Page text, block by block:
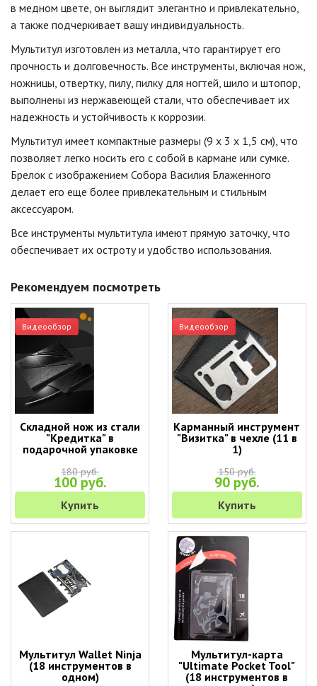
в медном цвете, он выглядит элегантно и привлекательно,
а также подчеркивает вашу индивидуальность.
Мультитул изготовлен из металла, что гарантирует его
прочность и долговечность. Все инструменты, включая нож,
ножницы, отвертку, пилу, пилку для ногтей, шило и штопор,
выполнены из нержавеющей стали, что обеспечивает их
надежность и устойчивость к коррозии.
Мультитул имеет компактные размеры (9 х 3 х 1,5 см), что
позволяет легко носить его с собой в кармане или сумке.
Брелок с изображением Собора Василия Блаженного
делает его еще более привлекательным и стильным
аксессуаром.
Все инструменты мультитула имеют прямую заточку, что
обеспечивает их остроту и удобство использования.
Рекомендуем посмотреть
Видеообзор
Складной нож из стали
"Кредитка" в
подарочной упаковке
180 руб.
100 руб.
Купить
Видеообзор
Карманный инструмент
"Визитка" в чехле (11 в
1)
150 руб.
90 руб.
Купить
Мультитул Wallet Ninja
(18 инструментов в
одном)
Мультитул-карта
"Ultimate Pocket Tool"
(18 инструментов в